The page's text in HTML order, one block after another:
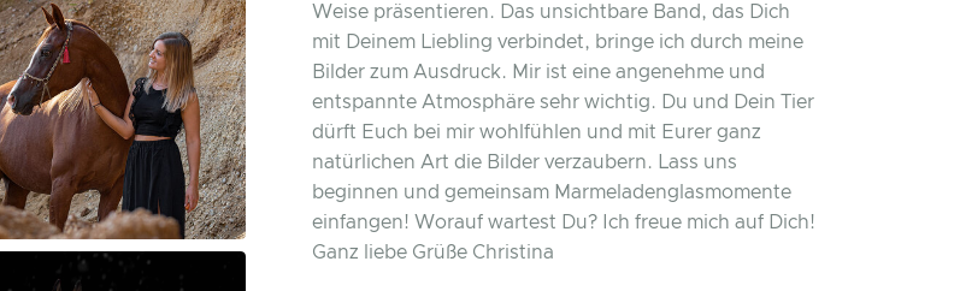
Weise präsentieren. Das unsichtbare Band, das Dich
mit Deinem Liebling verbindet, bringe ich durch meine
Bilder zum Ausdruck. Mir ist eine angenehme und
entspannte Atmosphäre sehr wichtig. Du und Dein Tier
dürft Euch bei mir wohlfühlen und mit Eurer ganz
natürlichen Art die Bilder verzaubern. Lass uns
beginnen und gemeinsam Marmeladenglasmomente
einfangen! Worauf wartest Du? Ich freue mich auf Dich!
Ganz liebe Grüße Christina